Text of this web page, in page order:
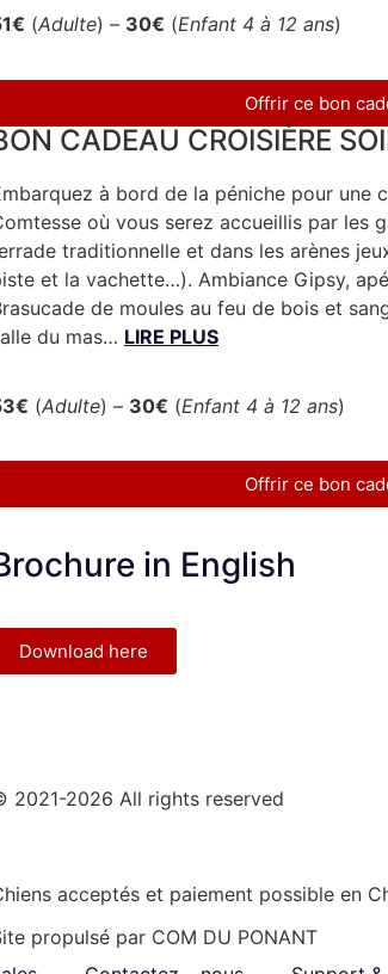
(Adulte) – 30€ (Enfant 4 à 12 ans)
Offrir ce bon
CADEAU CROISIÈRE
à bord de la péniche pour une
où vous serez accueillis par les
traditionnelle et dans les arènes
et la vachette…). Ambiance Gipsy,
de moules au feu de bois et
du mas… LIRE PLUS
(Adulte) – 30€ (Enfant 4 à 12 ans)
Offrir ce bon
in English
Download here
2021-2026 All rights reserved
acceptés et paiement possible en
propulsé par COM DU PONANT